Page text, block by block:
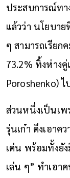
ประสบการณ์ทา
แล้วว่า นโยบา
ๆ สามารถเรีย
73.2% ทิ้งห่างคู่
Poroshenko) ไ
ส่วนหนึ่งเป็นเพ
รุ่นเก๋า ดึงเอา
เด่น พร้อมทั้งยั
เล่น ๆ” ทำเอา